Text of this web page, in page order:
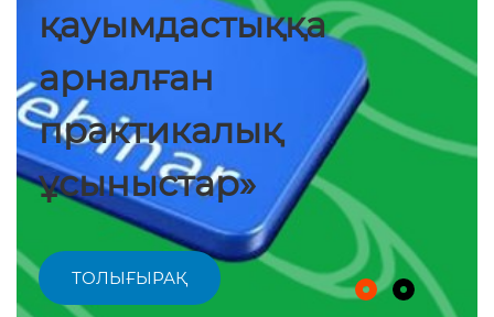
Қазақстан ғылымы
ҒАЛЫМДАР ЕРТІС
ӨЗЕНІ БАССЕЙНІНІҢ